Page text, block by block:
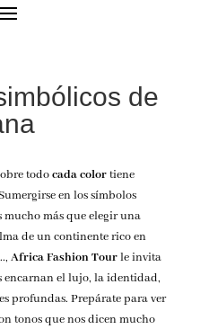
de
todocada colortiene
en los símbolos
mucho más que elegir una
de un continente rico en
Africa Fashion Tourle invita
encarnan el lujo, la identidad,
profundas. Prepárate para ver
tonos que nos dicen mucho